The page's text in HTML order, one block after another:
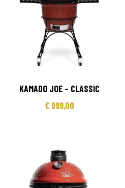
KAMADO JOE – CLASSIC
€ 999,00